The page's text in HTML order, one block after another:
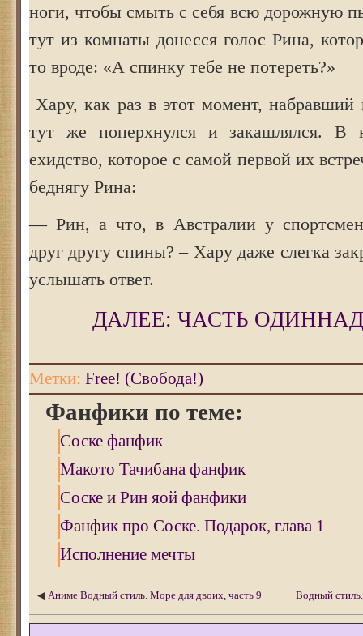
ноги, чтобы смыть с себя всю дорожную
тут из комнаты донесся голос Рина,
то вроде: «А спинку тебе не потереть?»
Хару, как раз в этот момент,
тут же поперхнулся и закашлялся. В
ехидство, которое с самой первой их
беднягу Рина:
— Рин, а что, в Австралии у
друг другу спины? – Хару даже слегка
услышать ответ.
ДАЛЕЕ: ЧАСТЬ
Метки: Free! (Свобода!)
Фанфики по теме:
Соске фанфик
Макото Тачибана фанфик
Соске и Рин яой фанфики
Фанфик про Соске. Подарок, глава 1
Исполнение мечты
◀ Аниме Водный стиль. Море для двоих, часть 9 Водный